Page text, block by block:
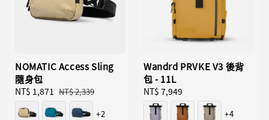
NOMATIC Access Sling
隨身包
Sale
price
NT$ 1,871 Regular
price
NT$ 2,339
+2
Wandrd PRVKE V3 後背
包 - 11L
Regular
price
NT$ 7,949
+4